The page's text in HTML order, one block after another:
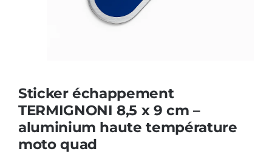
Sticker échappement
TERMIGNONI 8,5 x 9 cm –
aluminium haute température
moto quad